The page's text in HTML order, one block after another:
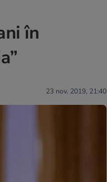
în
23 nov. 2019, 21:40